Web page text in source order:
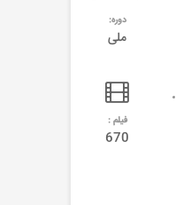
دوره:
ملی
فیلم :
670